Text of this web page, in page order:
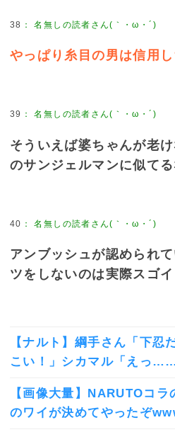
38 ：名無しの読者さん(｀・ω・´)
やっぱり糸目の男は信用
39 ：名無しの読者さん(｀・ω・´)
そういえば婆ちゃんが老
のサンジェルマンに似て
40 ：名無しの読者さん(｀・ω・´)
アンブッシュが認められ
ツをしないのは実際スゴ
【ナルト】綱手さん「下忍
こい！」シカマル「えっ……
【画像大量】NARUTOコ
のワイが決めてやったぞ